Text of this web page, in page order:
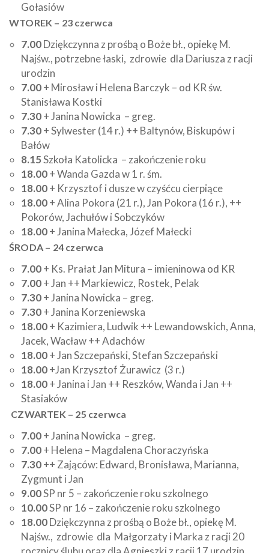
Gołasiów
WTOREK – 23 czerwca
7.00Dziękczynna z prośbą o Boże bł., opiekę M.
Najśw., potrzebne łaski, zdrowie dla Dariusza z racji
urodzin
7.00+ Mirosław i Helena Barczyk – od KR św.
Stanisława Kostki
7.30+ Janina Nowicka – greg.
7.30+ Sylwester (14 r.) ++ Baltynów, Biskupów i
Bałów
8.15Szkoła Katolicka – zakończenie roku
18.00+ Wanda Gazda w 1 r. śm.
18.00+ Krzysztof i dusze w czyśćcu cierpiące
18.00+ Alina Pokora (21 r.), Jan Pokora (16 r.), ++
Pokorów, Jachułów i Sobczyków
18.00+ Janina Małecka, Józef Małecki
ŚRODA – 24 czerwca
7.00+ Ks. Prałat Jan Mitura – imieninowa od KR
7.00+ Jan ++ Markiewicz, Rostek, Pelak
7.30+ Janina Nowicka – greg.
7.30+ Janina Korzeniewska
18.00+ Kazimiera, Ludwik ++ Lewandowskich, Anna,
Jacek, Wacław ++ Adachów
18.00+ Jan Szczepański, Stefan Szczepański
18.00+Jan Krzysztof Żurawicz (3 r.)
18.00+ Janina i Jan ++ Reszków, Wanda i Jan ++
Stasiaków
CZWARTEK – 25 czerwca
7.00+ Janina Nowicka – greg.
7.00+ Helena – Magdalena Choraczyńska
7.30++ Zająców: Edward, Bronisława, Marianna,
Zygmunt i Jan
9.00SP nr 5 – zakończenie roku szkolnego
10.00SP nr 16 – zakończenie roku szkolnego
18.00Dziękczynna z prośbą o Boże bł., opiekę M.
Najśw., zdrowie dla Małgorzaty i Marka z racji 20